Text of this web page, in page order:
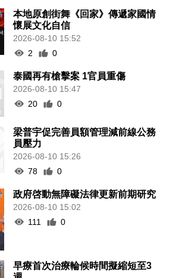
本地原創街舞《回家》傳遞家國情
懷展文化自信
2026-08-10 15:52
2
0
泰國再有槍擊案 1官員重傷
2026-08-10 15:47
20
0
梁普宇促完善員額管理減前線公務
員壓力
2026-08-10 15:26
78
0
政府啓動無障礙法律更新前期研究
2026-08-10 15:02
111
0
早療首次治療輪候時間擬縮短至3